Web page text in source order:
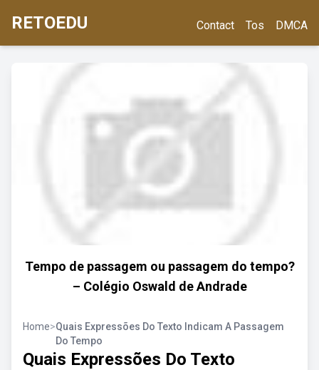
RETOEDU Contact Tos DMCA
Tempo de passagem ou passagem do tempo?
– Colégio Oswald de Andrade
Home>Quais Expressões Do Texto Indicam A Passagem
Do Tempo
Quais Expressões Do Texto